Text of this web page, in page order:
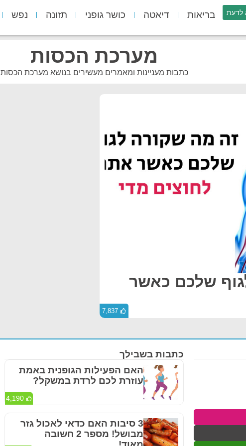
לדעת בריאות דיאטה כושר גופני תזונה נפש
מערכת הכסות
כתבות מעניינות ומאמרים מעשירים בנושא מערכת הכסות
שלכם כאשר
7,837
כתבות בשבילך
האם הפעילות הגופנית באמת
עוזרת לכם לרדת במשקל?
4,190
3 סיבות האם כדאי לאכול גזר
מבושל! מספר 2 חשובה